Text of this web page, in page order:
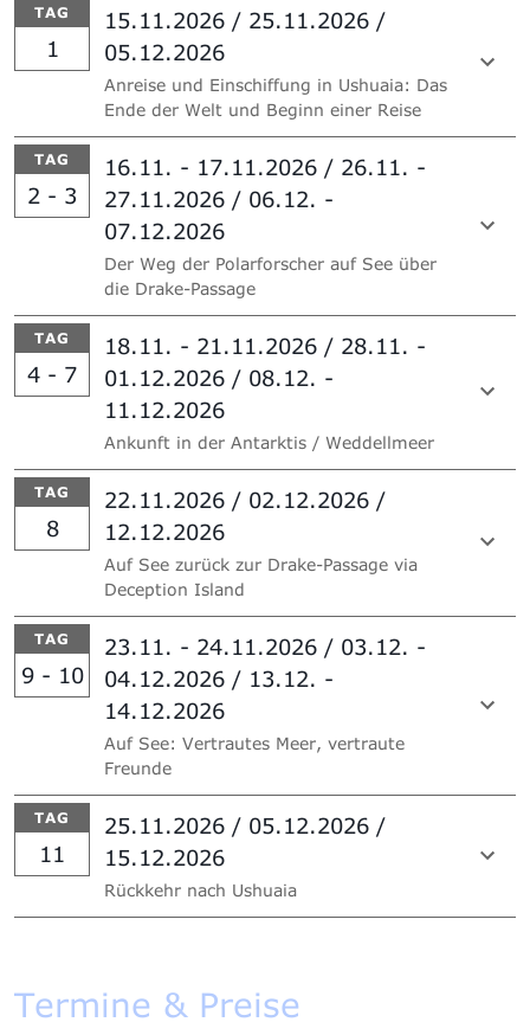
TAG
1
15.11.2026 / 25.11.2026 /
05.12.2026
Anreise und Einschiffung in Ushuaia: Das
Ende der Welt und Beginn einer Reise
TAG
2 - 3
16.11. - 17.11.2026 / 26.11. -
27.11.2026 / 06.12. -
07.12.2026
Der Weg der Polarforscher auf See über
die Drake-Passage
TAG
4 - 7
18.11. - 21.11.2026 / 28.11. -
01.12.2026 / 08.12. -
11.12.2026
Ankunft in der Antarktis / Weddellmeer
TAG
8
22.11.2026 / 02.12.2026 /
12.12.2026
Auf See zurück zur Drake-Passage via
Deception Island
TAG
9 - 10
23.11. - 24.11.2026 / 03.12. -
04.12.2026 / 13.12. -
14.12.2026
Auf See: Vertrautes Meer, vertraute
Freunde
TAG
11
25.11.2026 / 05.12.2026 /
15.12.2026
Rückkehr nach Ushuaia
Termine & Preise